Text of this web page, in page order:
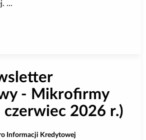
...
BIK w aplikacji mobilnej mBanku
- Mikrofirmy
czerwiec 2026 r.)
Informacji Kredytowej